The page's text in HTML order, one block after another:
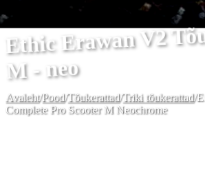
Ethic Erawan V2
M - neo
Avaleht/Pood/Tõukerattad/Triki tõukerattad/
Complete Pro Scooter M Neochrome